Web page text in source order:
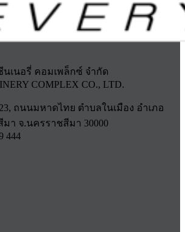
เนอรี่ คอมเพล็กซ์ จำกัด
COMPLEX CO., LTD.
ถนนมหาดไทย ตำบลในเมือง อำเภอ
มา จ.นครราชสีมา 30000
444